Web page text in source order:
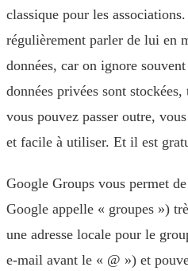
classique pour les
régulièrement parler de lui en
données, car on ignore
données privées sont
vous pouvez passer outre,
et facile à utiliser. Et il est
Google Groups vous permet
Google appelle « groupes »)
une adresse locale pour le
e-mail avant le « @ ») et